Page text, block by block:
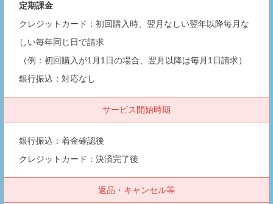
定期課金
クレジットカード：初回購入時、翌月なしい翌年以降毎月な
しい毎年同じ日で請求
（例：初回購入が1月1日の場合、翌月以降は毎月1日請求）
銀行振込：対応なし
サービス開始時期
銀行振込：着金確認後
クレジットカード：決済完了後
返品・キャンセル等